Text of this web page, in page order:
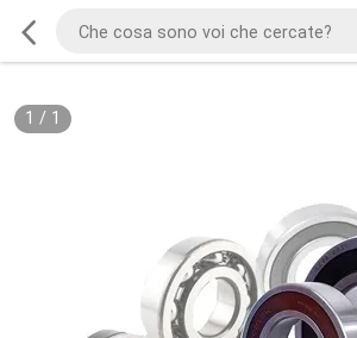
1 / 1